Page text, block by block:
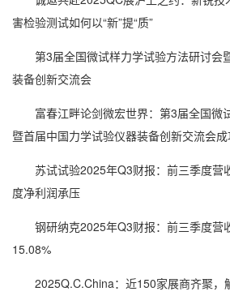
害检验测试如何以“新”提“质”
第3届全国微试样力学试验方法研讨会
装备创新交流会
富春江畔论剑微宏世界：第3届全国微
暨首届中国力学试验仪器装备创新交流会成
苏试试验2025年Q3财报：前三季度营
度净利润承压
钢研纳克2025年Q3财报：前三季度营
15.08%
2025Q.C.China：近150家展商齐聚，